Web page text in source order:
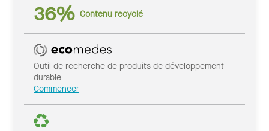
36% Contenu recyclé
Outil de recherche de produits de développement
durable
Commencer